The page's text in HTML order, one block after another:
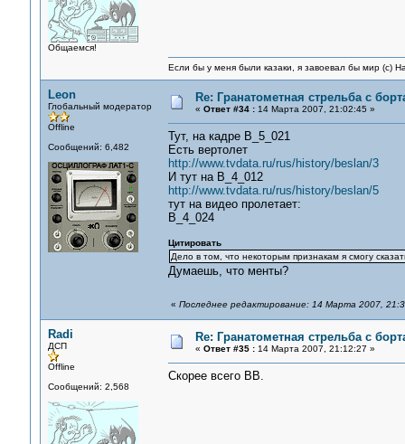
Общаемся!
Если бы у меня были казаки, я завоевал бы мир (с)
Leon
Глобальный модератор
Offline
Сообщений: 6,482
Re: Гранатометная стрельба с
« Ответ #34 :14 Марта 2007, 21:02:45 »
Тут, на кадре B_5_021
Есть вертолет
http://www.tvdata.ru/rus/history/beslan/3
И тут на B_4_012
http://www.tvdata.ru/rus/history/beslan/5
тут на видео пролетает:
B_4_024
Цитировать
Дело в том, что некоторым признакам я смогу
Думаешь, что менты?
« Последнее редактирование: 14 Марта 2007,
Radi
ДСП
Offline
Сообщений: 2,568
Re: Гранатометная стрельба с
« Ответ #35 :14 Марта 2007, 21:12:27 »
Скорее всего ВВ.